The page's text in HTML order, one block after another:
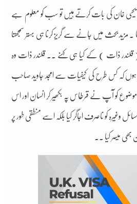
یحیی خان کی بات کرتے ہیں تو سب کو معلوم ہے
۔ مزید بحث میں جانے سے گریز کرنا ہی بہتر سمجھتا
قلندر ذات ) کے کیا ہی کہنے ۔۔ قلندر ذات وہ
ہوں کہ کس طرح کی کیفیات سے امجد جاوید صاحب
موضوع کو آپ نے قرطاس پہ بکھیر کر انسان اور اس
وغیرہ کو ناصرف اجاگر کیا بلکہ اسے منطقی طور پر
میسر کیا ۔۔